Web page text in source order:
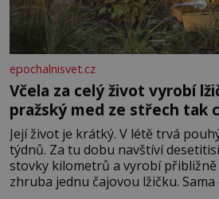
epochalnisvet.cz
Včela za celý život vyrobí
pražský med ze střech tak
Její život je krátký. V létě trvá
týdnů. Za tu dobu navštíví
stovky kilometrů a vyrobí přibližně
zhruba jednu čajovou lžičku.